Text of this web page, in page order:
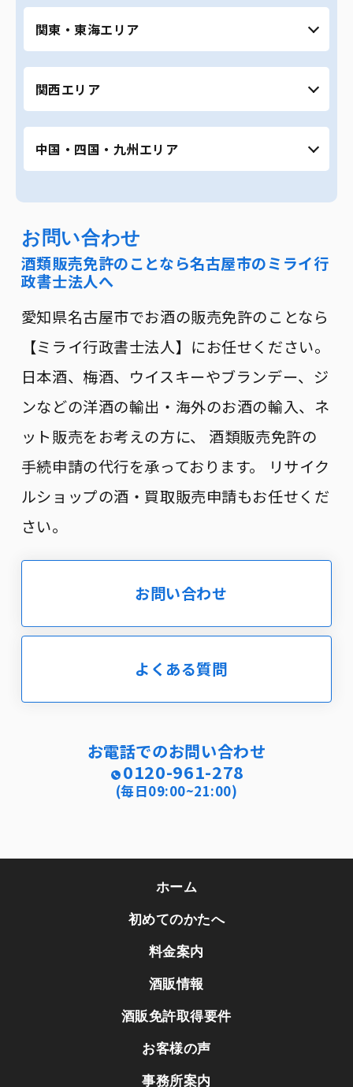
北海道（札幌市、旭川市など） ｜ 青森県 ｜ 秋
田県 ｜ 宮城県（仙台市） ｜ 福島県 ｜ 富山県
｜ 石川県 ｜ 福井県 ｜ 長野県 ｜ 山梨県 ｜ 新潟
県
関東・東海エリア
東京都全域 ｜ 神奈川県 ｜ 埼玉県 ｜ 千葉県 ｜
茨城県 ｜ 栃木県 ｜ 群馬県 ｜ 愛知県全域（名古
屋市、豊田市、岡崎市、豊橋市など） ｜ 静岡県
全域（浜松市、焼津市、静岡市など） ｜ 岐阜県
全域（岐阜市、大垣市、関市など）
関西エリア
大阪府全域 ｜ 京都府 ｜ 滋賀県 ｜ 奈良県 ｜ 和
歌山県 ｜ 兵庫県（神戸市、姫路市など） ｜ 三
重県全域（四日市市、津市、鈴鹿市、伊勢な
中国・四国・九州エリア
縄県全域
お問い合わせ
酒類販売免許のことなら名古屋市のミライ行
政書士法人へ
愛知県名古屋市でお酒の販売免許のことなら
【ミライ行政書士法人】にお任せください。
日本酒、梅酒、ウイスキーやブランデー、ジ
ンなどの洋酒の輸出・海外のお酒の輸入、ネ
ット販売をお考えの方に、 酒類販売免許の
手続申請の代行を承っております。 リサイク
ルショップの酒・買取販売申請もお任せくだ
さい。
お問い合わせ
よくある質問
お電話でのお問い合わせ
0120-961-278
(毎日09:00~21:00)
ホーム
初めてのかたへ
料金案内
酒販情報
酒販免許取得要件
お客様の声
事務所案内